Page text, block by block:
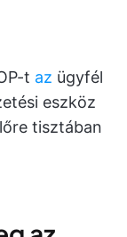
t az ügyfél
eszköz
tisztában